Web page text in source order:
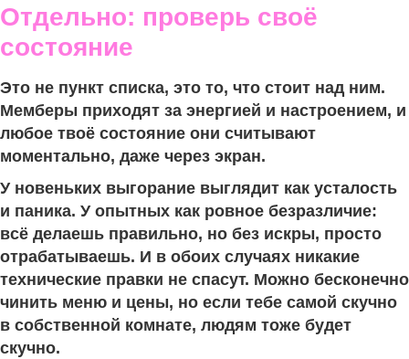
Отдельно: проверь своё
состояние
Это не пункт списка, это то, что стоит над ним.
Мемберы приходят за энергией и настроением, и
любое твоё состояние они считывают
моментально, даже через экран.
У новеньких выгорание выглядит как усталость
и паника. У опытных как ровное безразличие:
всё делаешь правильно, но без искры, просто
отрабатываешь. И в обоих случаях никакие
технические правки не спасут. Можно бесконечно
чинить меню и цены, но если тебе самой скучно
в собственной комнате, людям тоже будет
скучно.